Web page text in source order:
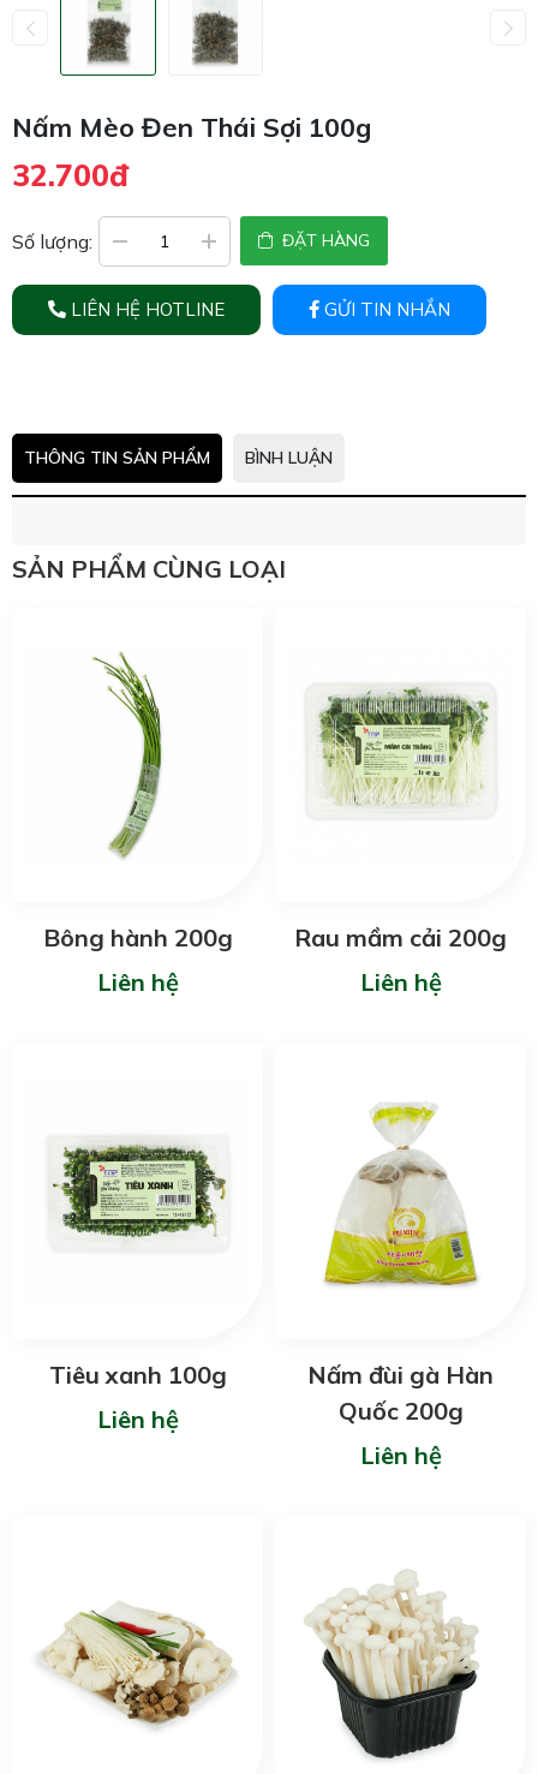
Nấm Mèo Đen Thái Sợi 100g
32.700đ
Số lượng: ĐẶT HÀNG
LIÊN HỆ HOTLINE GỬI TIN NHẮN
THÔNG TIN SẢN PHẨM BÌNH LUẬN
SẢN PHẨM CÙNG LOẠI
Bông hành 200g
Liên hệ
Rau mầm cải 200g
Liên hệ
Tiêu xanh 100g
Liên hệ
Nấm đùi gà Hàn
Quốc 200g
Liên hệ